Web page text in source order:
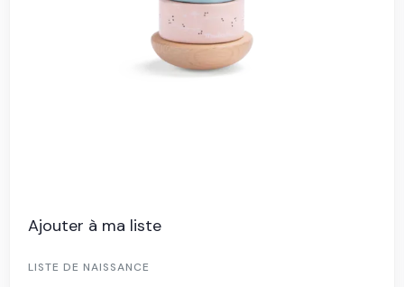
Ajouter à ma liste
LISTE DE NAISSANCE